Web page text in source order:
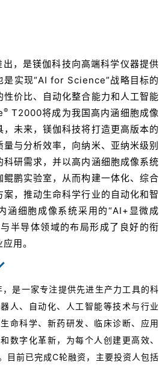
，是镁伽科技向高端科学仪器提供
是实现“AI for Science”战略目标的
价比、自动化整合能力和人工智能
® T2000将成为我国高内涵细胞成像
未来，镁伽科技将打造更高版本的
与分析效率，向纳米、亚纳米级别
研需求，并以高内涵细胞成像系统
鲲鹏实验室，从而构建一体化、综合
，推动生命科学行业的自动化和智
涵细胞成像系统采用的“AI+显微成
半导体领域的布局形成了良好的衔
用。
是一家专注提供先进生产力工具的科
人、自动化、人工智能等技术与行业
命科学、新药研发、临床诊断、应用
数字化革新，为每个人创建更高效、
目前已完成C轮融资，主要投资人包括